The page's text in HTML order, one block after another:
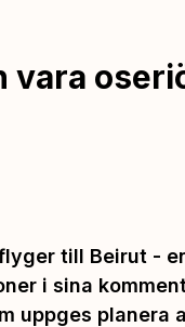
vara
till Beirut -
i sina
uppges planera